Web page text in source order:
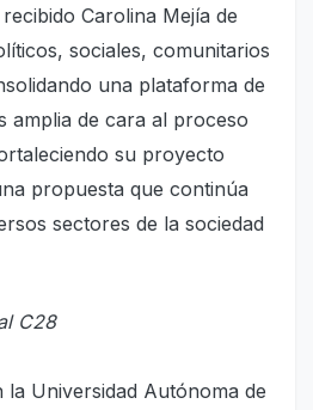
Carolina Mejía de
sociales, comunitarios
una plataforma de
amplia de cara al proceso
su proyecto
propuesta que continúa
sectores de la sociedad
C28
la Universidad Autónoma de